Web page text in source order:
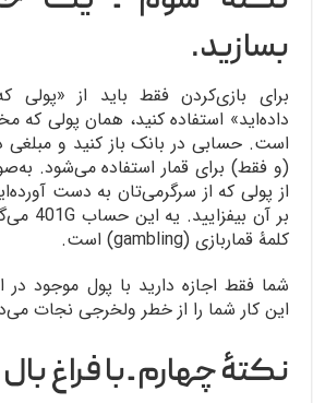
بسازید.
برای بازی‌کردن فقط باید از
داده‌اید» استفاده کنید، همان پولی که
است. حسابی در بانک باز کنید و مبلغی
(و فقط) برای قمار استفاده می‌شود.
از پولی که از سرگرمی‌تان به دست
کلمۀ قماربازی (gambling) است.
شما فقط اجازه دارید با پول موجود
این کار شما را از خطر ولخرجی نجات
نکتۀ چهارم ـ با فراغ